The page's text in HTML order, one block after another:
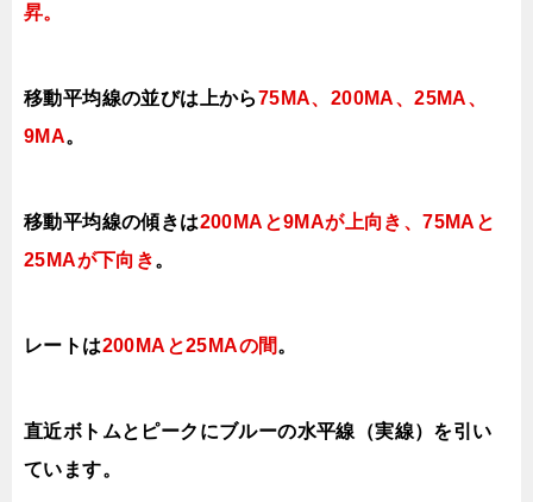
昇。
移動平均線の並びは上から75MA、200MA、25MA、
9MA。
移動平均線の傾きは200MAと9MAが上向き、75MAと
25MAが下向き。
レートは200MAと25MAの間。
直近ボトムとピークにブルーの水平線（実線）を引い
ています。